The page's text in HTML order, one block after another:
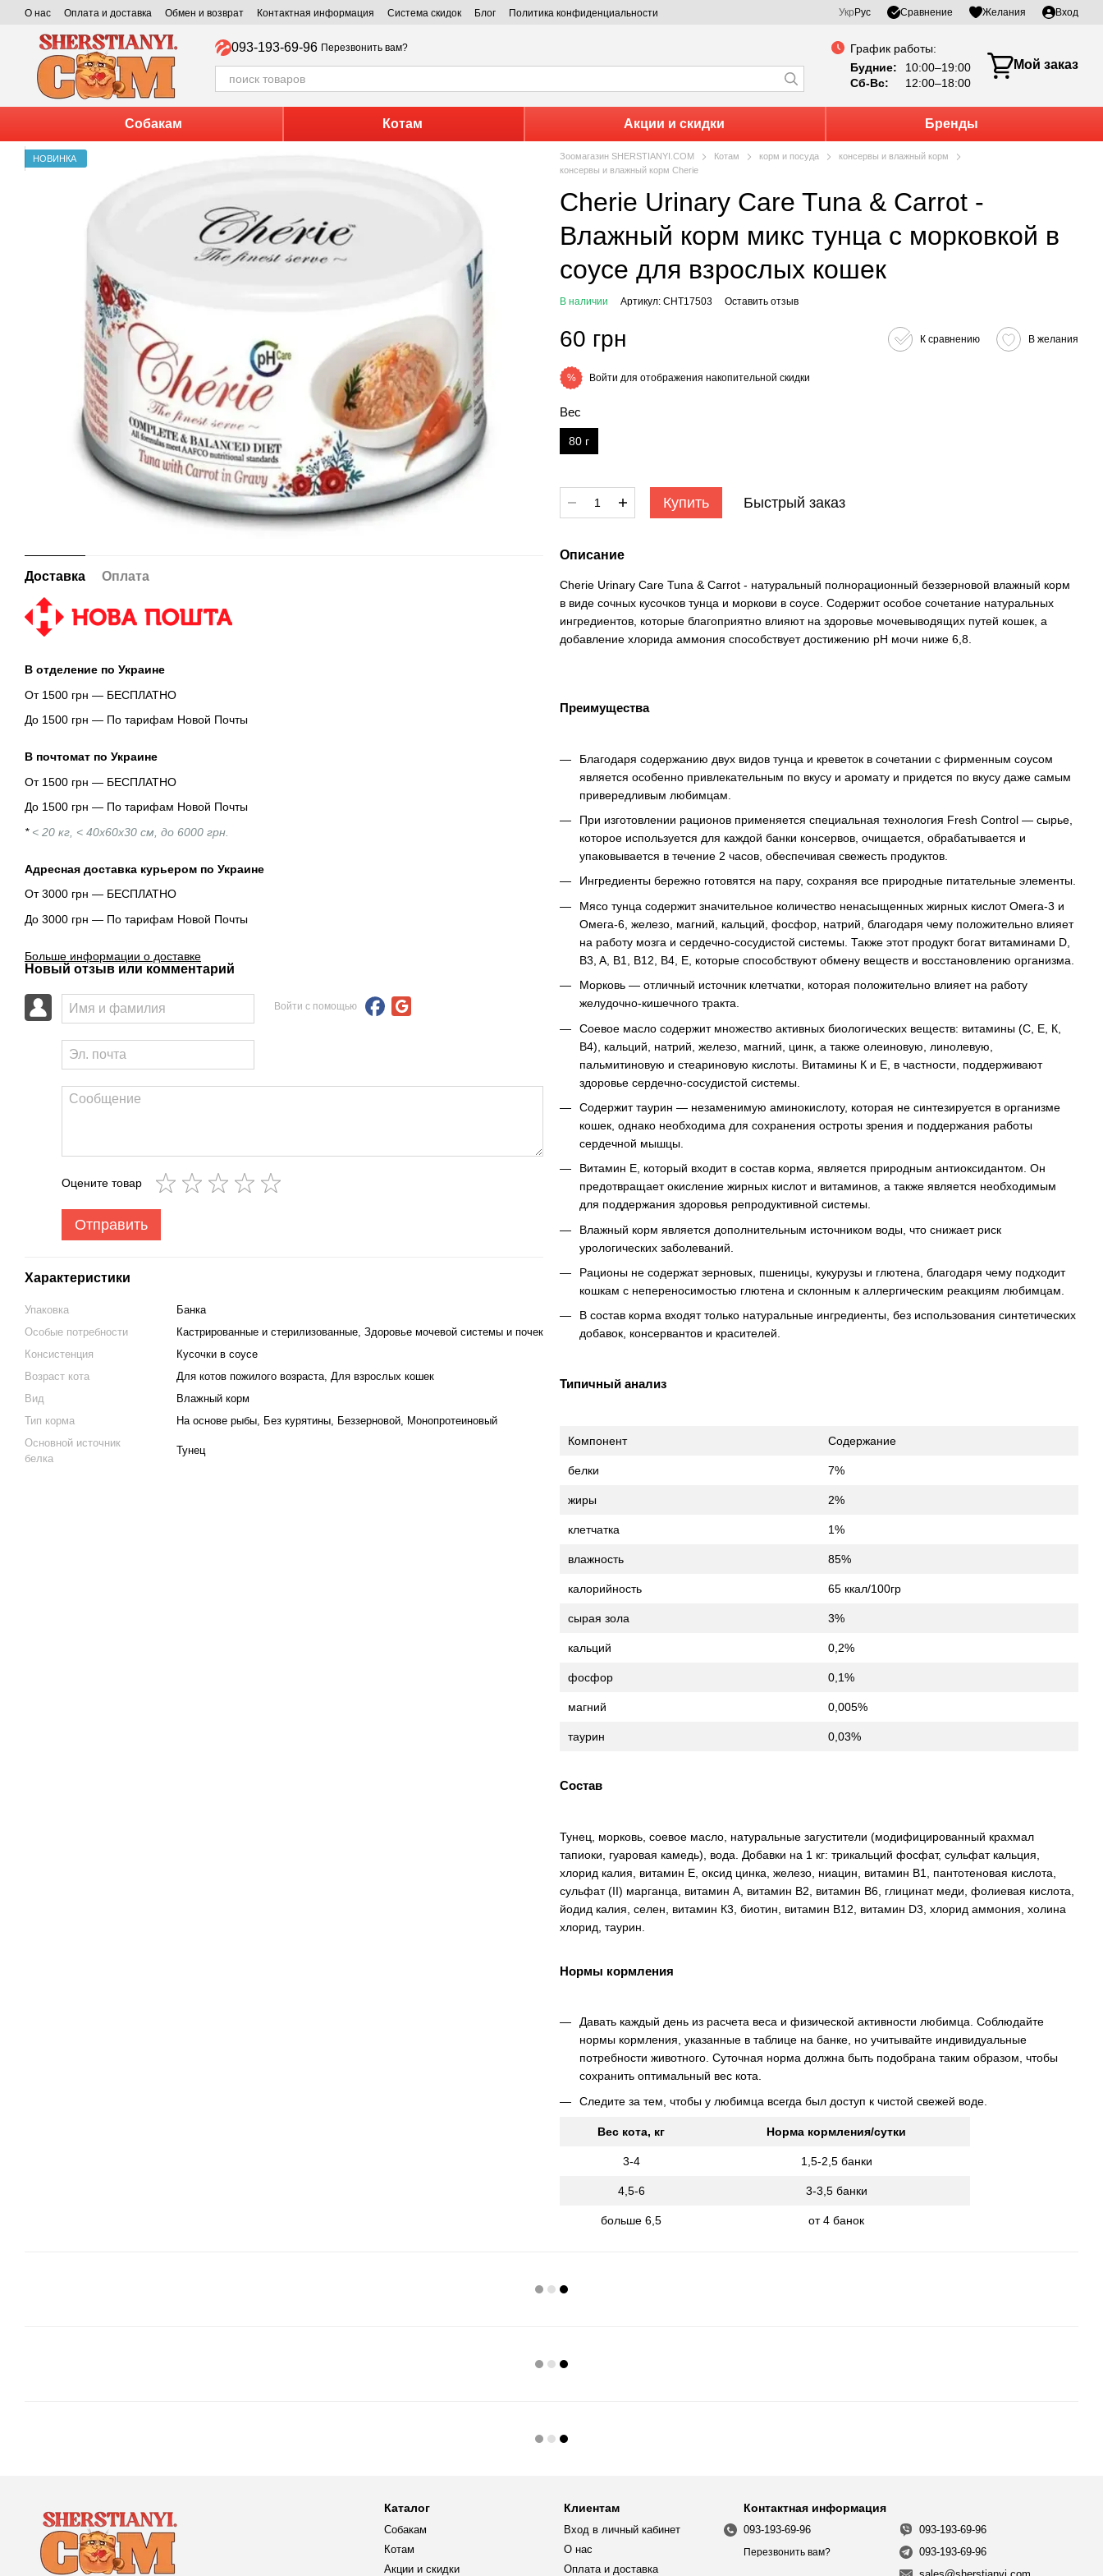
Перейти к основному контенту
О нас Оплата и доставка Обмен и возврат Контактная информация Система скидок Блог Политика конфиденциальности Укр Рус Сравнение Желания Вход
093-193-69-96 Перезвонить вам?
График работы:
Будние:
10:00–19:00
Сб-Вс:
12:00–18:00
Мой заказ
Собакам Котам Акции и скидки Бренды
НОВИНКА
Доставка Оплата
В отделение по Украине
От 1500 грн — БЕСПЛАТНО
До 1500 грн — По тарифам Новой Почты
В почтомат по Украине
От 1500 грн — БЕСПЛАТНО
До 1500 грн — По тарифам Новой Почты
* < 20 кг, < 40х60х30 см, до 6000 грн.
Адресная доставка курьером по Украине
От 3000 грн — БЕСПЛАТНО
До 3000 грн — По тарифам Новой Почты
Больше информации о доставке
Новый отзыв или комментарий
Войти с помощью
Оцените товар
Отправить
Характеристики
Упаковка
Банка
Особые потребности
Кастрированные и стерилизованные, Здоровье мочевой системы и почек
Консистенция
Кусочки в соусе
Возраст кота
Для котов пожилого возраста, Для взрослых кошек
Вид
Влажный корм
Тип корма
На основе рыбы, Без курятины, Беззерновой, Монопротеиновый
Основной источник
белка
Тунец
Зоомагазин SHERSTIANYI.COM Котам корм и посуда
консервы и влажный корм
консервы и влажный корм Cherie
Cherie Urinary Care Tuna & Carrot -
Влажный корм микс тунца с морковкой в
соусе для взрослых кошек
В наличии Артикул: CHT17503 Оставить отзыв
60 грн К сравнению В желания
% Войти для отображения накопительной скидки
Вес
80 г
Купить Быстрый заказ
Описание
Cherie Urinary Care Tuna & Carrot - натуральный полнорационный беззерновой влажный корм
в виде сочных кусочков тунца и моркови в соусе. Содержит особое сочетание натуральных
ингредиентов, которые благоприятно влияют на здоровье мочевыводящих путей кошек, а
добавление хлорида аммония способствует достижению рН мочи ниже 6,8.
Преимущества
Благодаря содержанию двух видов тунца и креветок в сочетании с фирменным соусом
является особенно привлекательным по вкусу и аромату и придется по вкусу даже самым
привередливым любимцам.
При изготовлении рационов применяется специальная технология Fresh Control — сырье,
которое используется для каждой банки консервов, очищается, обрабатывается и
упаковывается в течение 2 часов, обеспечивая свежесть продуктов.
Ингредиенты бережно готовятся на пару, сохраняя все природные питательные элементы.
Мясо тунца содержит значительное количество ненасыщенных жирных кислот Омега-3 и
Омега-6, железо, магний, кальций, фосфор, натрий, благодаря чему положительно влияет
на работу мозга и сердечно-сосудистой системы. Также этот продукт богат витаминами D,
B3, A, B1, B12, B4, E, которые способствуют обмену веществ и восстановлению организма.
Морковь — отличный источник клетчатки, которая положительно влияет на работу
желудочно-кишечного тракта.
Соевое масло содержит множество активных биологических веществ: витамины (С, Е, К,
В4), кальций, натрий, железо, магний, цинк, а также олеиновую, линолевую,
пальмитиновую и стеариновую кислоты. Витамины К и Е, в частности, поддерживают
здоровье сердечно-сосудистой системы.
Содержит таурин — незаменимую аминокислоту, которая не синтезируется в организме
кошек, однако необходима для сохранения остроты зрения и поддержания работы
сердечной мышцы.
Витамин Е, который входит в состав корма, является природным антиоксидантом. Он
предотвращает окисление жирных кислот и витаминов, а также является необходимым
для поддержания здоровья репродуктивной системы.
Влажный корм является дополнительным источником воды, что снижает риск
урологических заболеваний.
Рационы не содержат зерновых, пшеницы, кукурузы и глютена, благодаря чему подходит
кошкам с непереносимостью глютена и склонным к аллергическим реакциям любимцам.
В состав корма входят только натуральные ингредиенты, без использования синтетических
добавок, консервантов и красителей.
Типичный анализ
Компонент Содержание
белки 7%
жиры 2%
клетчатка 1%
влажность 85%
калорийность 65 ккал/100гр
сырая зола 3%
кальций 0,2%
фосфор 0,1%
магний 0,005%
таурин 0,03%
Состав
Тунец, морковь, соевое масло, натуральные загустители (модифицированный крахмал
тапиоки, гуаровая камедь), вода. Добавки на 1 кг: трикальций фосфат, сульфат кальция,
хлорид калия, витамин Е, оксид цинка, железо, ниацин, витамин B1, пантотеновая кислота,
сульфат (II) марганца, витамин А, витамин B2, витамин B6, глицинат меди, фолиевая кислота,
йодид калия, селен, витамин К3, биотин, витамин B12, витамин D3, хлорид аммония, холина
хлорид, таурин.
Нормы кормления
Давать каждый день из расчета веса и физической активности любимца. Соблюдайте
нормы кормления, указанные в таблице на банке, но учитывайте индивидуальные
потребности животного. Суточная норма должна быть подобрана таким образом, чтобы
сохранить оптимальный вес кота.
Следите за тем, чтобы у любимца всегда был доступ к чистой свежей воде.
Вес кота, кг Норма кормления/сутки
3-4 1,5-2,5 банки
4,5-6 3-3,5 банки
больше 6,5 от 4 банок
Каталог
Собакам
Котам
Акции и скидки
Клиентам
Вход в личный кабинет
О нас
Оплата и доставка
Контактная информация
093-193-69-96
Перезвонить вам?
093-193-69-96
093-193-69-96